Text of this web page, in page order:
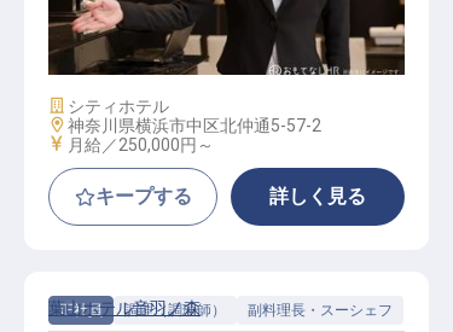
リザベーショニスト 宿泊予約
施設業態
シティホテル
勤務地
神奈川県横浜市中区北仲通5-57-2
給与
月給／250,000円～
キープする 詳しく見る
正社員 調理（調理師） 副料理長・スーシェフ
葉山ホテル音羽ノ森